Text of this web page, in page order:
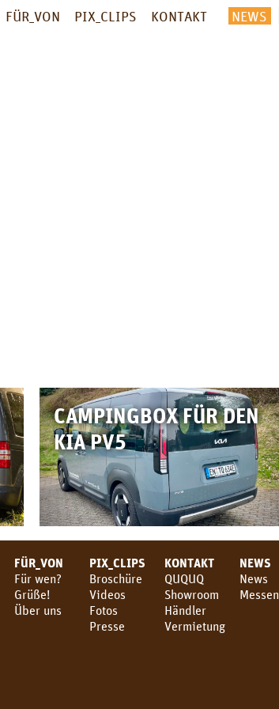
FÜR_VON PIX_CLIPS KONTAKT NEWS
CAMPINGBOX FÜR DEN
KIA PV5
FÜR_VON
Für wen?
Grüße!
Über uns
PIX_CLIPS
Broschüre
Videos
Fotos
Presse
KONTAKT
QUQUQ
Showroom
Händler
Vermietung
NEWS
News
Messen